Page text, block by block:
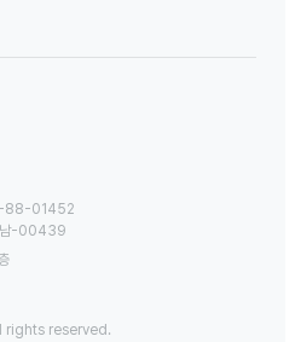
88-01452
남-00439
rights reserved.